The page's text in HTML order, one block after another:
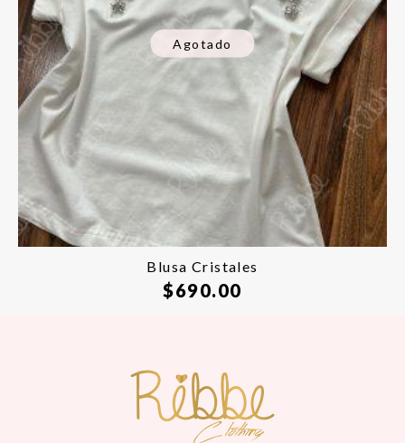
Agotado
Blusa Cristales
$690.00